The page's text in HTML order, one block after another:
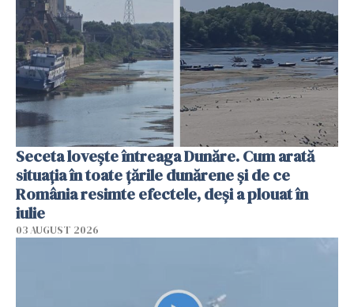
Seceta lovește întreaga Dunăre. Cum arată
situația în toate țările dunărene și de ce
România resimte efectele, deși a plouat în
iulie
03 AUGUST 2026